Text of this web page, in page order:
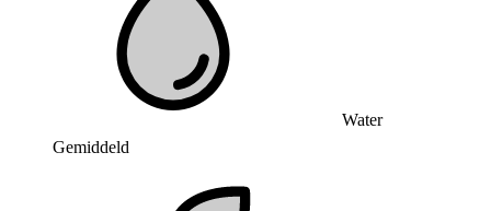
Water
Gemiddeld